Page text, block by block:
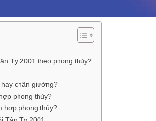
Tỵ 2001 theo phong thủy?
chân giường?
phong thủy?
hợp phong thủy?